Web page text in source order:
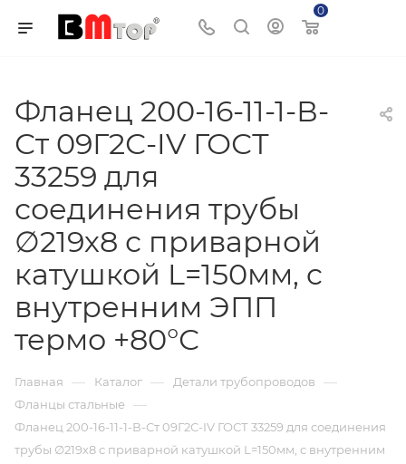
0
Фланец 200-16-11-1-В-
Ст 09Г2С-IV ГОСТ
33259 для
соединения трубы
∅219х8 с приварной
катушкой L=150мм, c
внутренним ЭПП
термо +80°С
Главная — Каталог — Детали трубопроводов —
Фланцы стальные —
Фланец 200-16-11-1-В-Ст 09Г2С-IV ГОСТ 33259 для соединения
трубы ∅219х8 с приварной катушкой L=150мм, c внутренним